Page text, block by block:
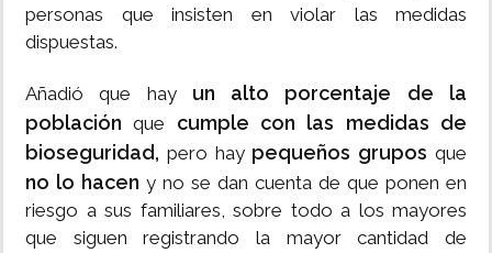
personas que insisten en violar las medidas
dispuestas.
Añadió que hay un alto porcentaje de la
poblaciónque cumple con las medidas de
bioseguridad, pero haypequeños gruposque
no lo hacen y no se dan cuenta de que ponen en
riesgo a sus familiares, sobre todo a los mayores
que siguen registrando la mayor cantidad de